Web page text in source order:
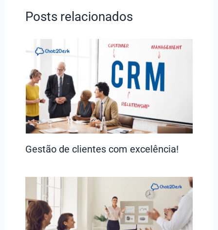
Posts relacionados
Gestão de clientes com excelência!